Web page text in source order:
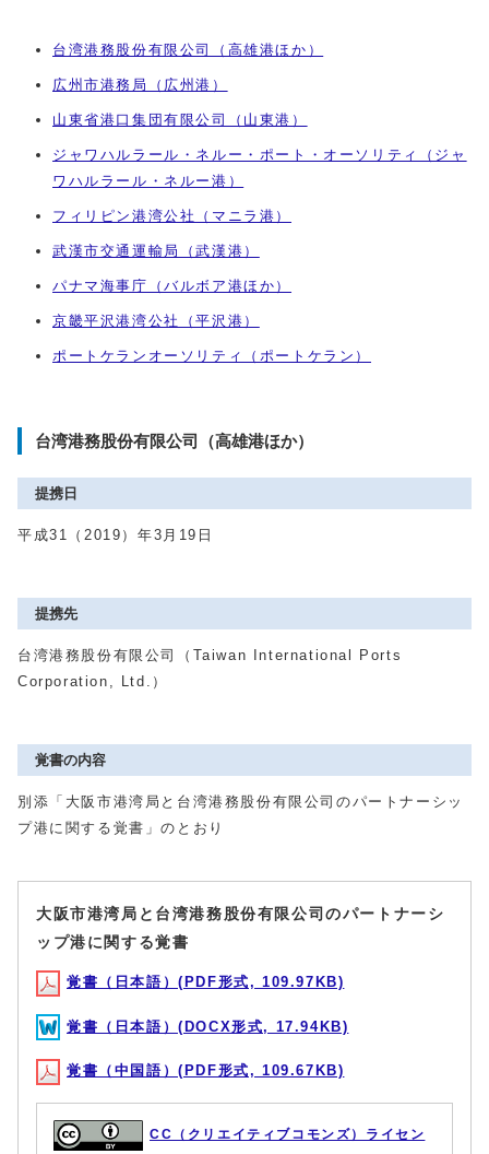
台湾港務股份有限公司（高雄港ほか）
広州市港務局（広州港）
山東省港口集団有限公司（山東港）
ジャワハルラール・ネルー・ポート・オーソリティ（ジャ
ワハルラール・ネルー港）
フィリピン港湾公社（マニラ港）
武漢市交通運輸局（武漢港）
パナマ海事庁（バルボア港ほか）
京畿平沢港湾公社（平沢港）
ポートケランオーソリティ（ポートケラン）
台湾港務股份有限公司（高雄港ほか）
提携日
平成31（2019）年3月19日
提携先
台湾港務股份有限公司（Taiwan International Ports
Corporation, Ltd.）
覚書の内容
別添「大阪市港湾局と台湾港務股份有限公司のパートナーシッ
プ港に関する覚書」のとおり
大阪市港湾局と台湾港務股份有限公司のパートナーシ
ップ港に関する覚書
覚書（日本語）(PDF形式, 109.97KB)
覚書（日本語）(DOCX形式, 17.94KB)
覚書（中国語）(PDF形式, 109.67KB)
CC（クリエイティブコモンズ）ライセン